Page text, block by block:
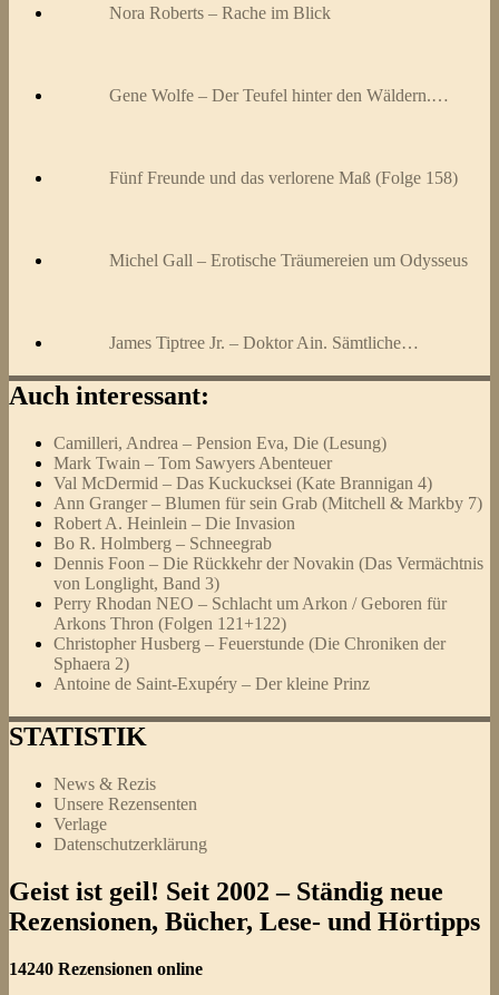
Nora Roberts – Rache im Blick
Gene Wolfe – Der Teufel hinter den Wäldern.…
Fünf Freunde und das verlorene Maß (Folge 158)
Michel Gall – Erotische Träumereien um Odysseus
James Tiptree Jr. – Doktor Ain. Sämtliche…
Auch interessant:
Camilleri, Andrea – Pension Eva, Die (Lesung)
Mark Twain – Tom Sawyers Abenteuer
Val McDermid – Das Kuckucksei (Kate Brannigan 4)
Ann Granger – Blumen für sein Grab (Mitchell & Markby 7)
Robert A. Heinlein – Die Invasion
Bo R. Holmberg – Schneegrab
Dennis Foon – Die Rückkehr der Novakin (Das Vermächtnis
von Longlight, Band 3)
Perry Rhodan NEO – Schlacht um Arkon / Geboren für
Arkons Thron (Folgen 121+122)
Christopher Husberg – Feuerstunde (Die Chroniken der
Sphaera 2)
Antoine de Saint-Exupéry – Der kleine Prinz
STATISTIK
News & Rezis
Unsere Rezensenten
Verlage
Datenschutzerklärung
Geist ist geil! Seit 2002 – Ständig neue
Rezensionen, Bücher, Lese- und Hörtipps
14240 Rezensionen online